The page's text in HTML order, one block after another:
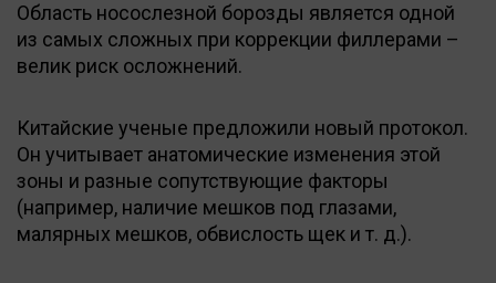
Область носослезной борозды является одной
из самых сложных при коррекции филлерами –
велик риск осложнений.
Китайские ученые предложили новый протокол.
Он учитывает анатомические изменения этой
зоны и разные сопутствующие факторы
(например, наличие мешков под глазами,
малярных мешков, обвислость щек и т. д.).